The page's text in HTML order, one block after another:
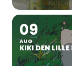
09
AUG
KIKI DEN LILLE